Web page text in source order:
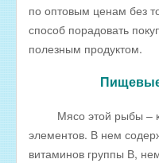
Оптовые цены на
Оптовые цены на
Оптовые цены на
Оптовые цены на
Оптовые цены на
по оптовым ценам без
способ порадовать
полезным продуктом.
Мясо этой рыбы –
элементов. В нем
витаминов группы В,